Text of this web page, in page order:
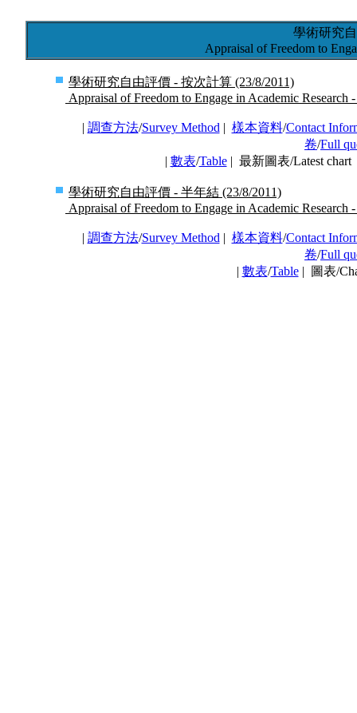
學術研究
Appraisal of Freedom to
學術研究自由評價 - 按次計算 (23/8/2011)
Appraisal of Freedom to Engage in Academic Research
| 調查方法/Survey Method | 樣本資料/Contact
卷/Full
| 數表/Table| 最新圖表/Latest
學術研究自由評價 - 半年結 (23/8/2011)
Appraisal of Freedom to Engage in Academic Research
| 調查方法/Survey Method | 樣本資料/Contact
卷/Full
| 數表/Table| 圖表/